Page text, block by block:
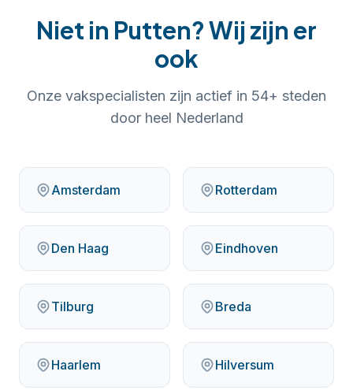
Niet in Putten? Wij zijn er
ook
Onze vakspecialisten zijn actief in 54+ steden
door heel Nederland
Amsterdam Rotterdam
Den Haag Eindhoven
Tilburg Breda
Haarlem Hilversum